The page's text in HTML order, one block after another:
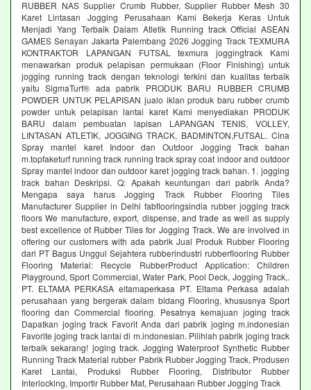
RUBBER NAS Supplier Crumb Rubber, Supplier Rubber Mesh 30
Karet Lintasan Jogging Perusahaan Kami Bekerja Keras Untuk
Menjadi Yang Terbaik Dalam Atletik Running track Official ASEAN
GAMES Senayan Jakarta Palembang 2026 Jogging Track TEXMURA
KONTRAKTOR LAPANGAN FUTSAL texmura joggingtrack Kami
menawarkan produk pelapisan permukaan (Floor Finishing) untuk
jogging running track dengan teknologi terkini dan kualitas terbaik
yaitu SigmaTurf® ada pabrik PRODUK BARU RUBBER CRUMB
POWDER UNTUK PELAPISAN jualo iklan produk baru rubber crumb
powder untuk pelapisan lantai karet Kami menyediakan PRODUK
BARU dalam pembuatan lapisan LAPANGAN TENIS, VOLLEY,
LINTASAN ATLETIK, JOGGING TRACK, BADMINTON,FUTSAL. Cina
Spray mantel karet Indoor dan Outdoor Jogging Track bahan
m.topfaketurf running track running track spray coat indoor and outdoor
Spray mantel indoor dan outdoor karet jogging track bahan. 1. jogging
track bahan Deskripsi. Q: Apakah keuntungan dari pabrik Anda?
Mengapa saya harus Jogging Track Rubber Flooring Tiles
Manufacturer Supplier in Delhi fabflooringsindia rubber jogging track
floors We manufacture, export, dispense, and trade as well as supply
best excellence of Rubber Tiles for Jogging Track. We are involved in
offering our customers with ada pabrik Jual Produk Rubber Flooring
dari PT Bagus Unggul Sejahtera rubberindustri rubberflooring Rubber
Flooring Material: Recycle RubberProduct Application: Children
Playground, Sport Commercial, Water Park, Pool Deck, Jogging Track,.
PT. ELTAMA PERKASA eltamaperkasa PT. Eltama Perkasa adalah
perusahaan yang bergerak dalam bidang Flooring, khususnya Sport
flooring dan Commercial flooring. Pesatnya kemajuan joging track
Dapatkan joging track Favorit Anda dari pabrik joging m.indonesian
Favorite joging track lantai di m.indonesian. Pilihlah pabrik joging track
terbaik sekarang! joging track. Jogging Waterproof Synthetic Rubber
Running Track Material rubber Pabrik Rubber Jogging Track, Produsen
Karet Lantai, Produksi Rubber Flooring, Distributor Rubber
Interlocking, Importir Rubber Mat, Perusahaan Rubber Jogging Track